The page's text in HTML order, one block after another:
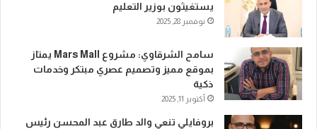
يستغيثون بوزير التعليم
نوفمبر 28, 2025
سامح الشرقاوي: مشروع Mars Mall يمتاز
بموقع مميز وتصميم عصري مبتكر وخدمات
ذكية
أكتوبر 11, 2025
بروفايلي تنعي والد طارق عبد المحسن رئيس